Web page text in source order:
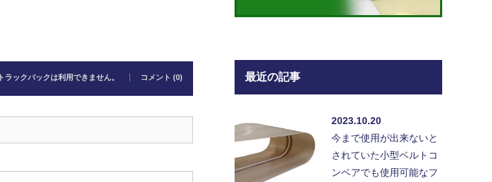
トラックバックは利用できません。 コメント (0) 最近の記事
2023.10.20
今まで使用が出来ないと
されていた小型ベルトコ
ンベアでも使用可能なフ